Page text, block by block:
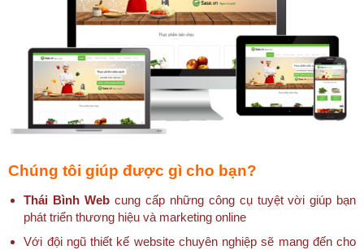
Chúng tôi giúp được gì cho bạn?
Thái Bình Web cung cấp những công cụ tuyệt vời giúp bạn
phát triển thương hiệu và marketing online
Với đội ngũ thiết kế website chuyên nghiệp sẽ mang đến cho